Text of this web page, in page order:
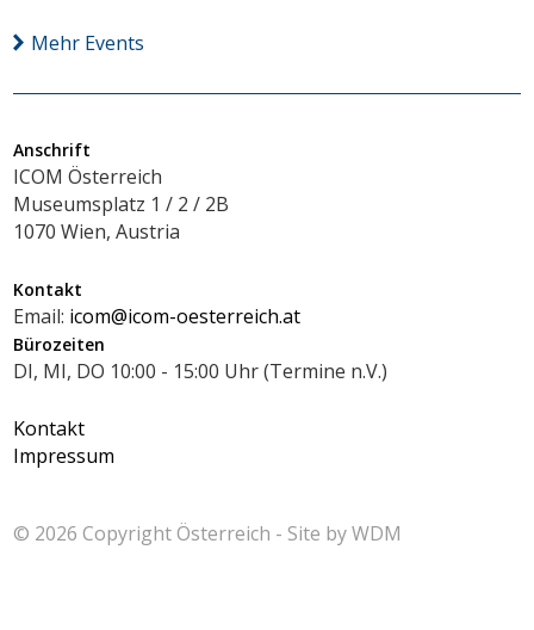
Mehr Events
Anschrift
ICOM Österreich
Museumsplatz 1 / 2 / 2B
1070 Wien, Austria
Kontakt
Email: icom@icom-oesterreich.at
Bürozeiten
DI, MI, DO 10:00 - 15:00 Uhr (Termine n.V.)
Kontakt
Impressum
© 2026 CopyrightÖsterreich - Site byWDM